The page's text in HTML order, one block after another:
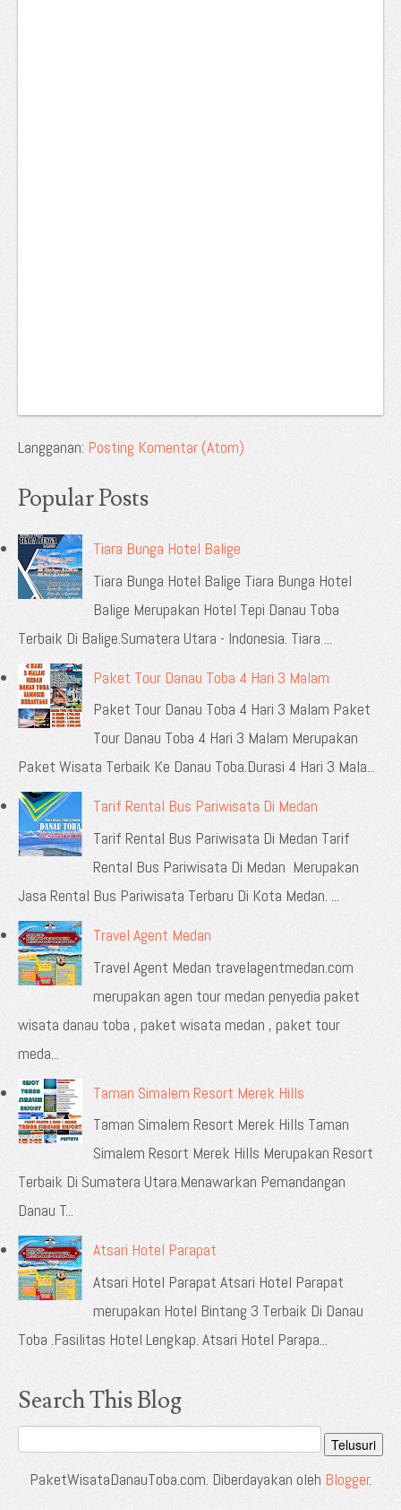
Langganan: Posting Komentar (Atom)
Popular Posts
Tiara Bunga Hotel Balige
Tiara Bunga Hotel Balige Tiara Bunga Hotel
Balige Merupakan Hotel Tepi Danau Toba
Terbaik Di Balige.Sumatera Utara - Indonesia. Tiara ...
Paket Tour Danau Toba 4 Hari 3 Malam
Paket Tour Danau Toba 4 Hari 3 Malam Paket
Tour Danau Toba 4 Hari 3 Malam Merupakan
Paket Wisata Terbaik Ke Danau Toba.Durasi 4 Hari 3 Mala...
Tarif Rental Bus Pariwisata Di Medan
Tarif Rental Bus Pariwisata Di Medan Tarif
Rental Bus Pariwisata Di Medan Merupakan
Jasa Rental Bus Pariwisata Terbaru Di Kota Medan. ...
Travel Agent Medan
Travel Agent Medan travelagentmedan.com
merupakan agen tour medan penyedia paket
wisata danau toba , paket wisata medan , paket tour
meda...
Taman Simalem Resort Merek Hills
Taman Simalem Resort Merek Hills Taman
Simalem Resort Merek Hills Merupakan Resort
Terbaik Di Sumatera Utara.Menawarkan Pemandangan
Danau T...
Atsari Hotel Parapat
Atsari Hotel Parapat Atsari Hotel Parapat
merupakan Hotel Bintang 3 Terbaik Di Danau
Toba .Fasilitas Hotel Lengkap. Atsari Hotel Parapa...
Search This Blog
PaketWisataDanauToba.com. Diberdayakan oleh Blogger.